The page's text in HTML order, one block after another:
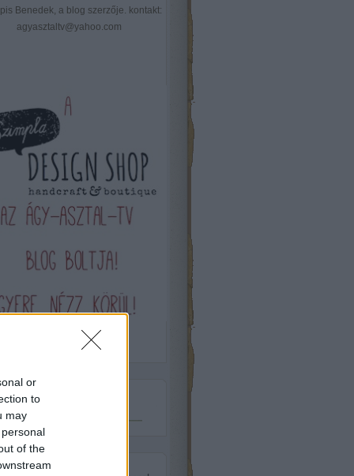
or
to
may
of the
Benedek, a blog szerzője. kontakt:
agyasztaltv@yahoo.com